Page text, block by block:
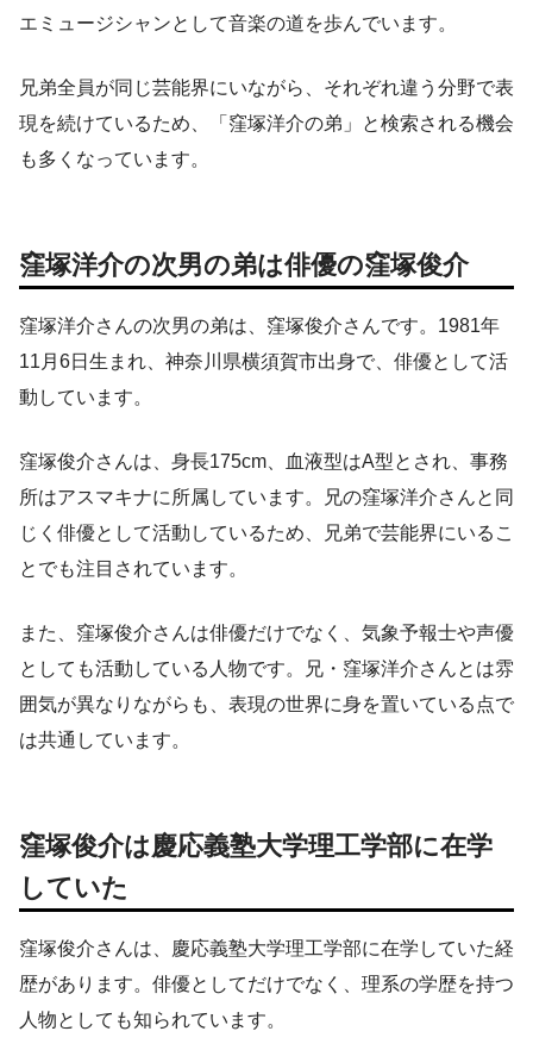
エミュージシャンとして音楽の道を歩んでいます。
兄弟全員が同じ芸能界にいながら、それぞれ違う分野で表
現を続けているため、「窪塚洋介の弟」と検索される機会
も多くなっています。
窪塚洋介の次男の弟は俳優の窪塚俊介
窪塚洋介さんの次男の弟は、窪塚俊介さんです。1981年
11月6日生まれ、神奈川県横須賀市出身で、俳優として活
動しています。
窪塚俊介さんは、身長175cm、血液型はA型とされ、事務
所はアスマキナに所属しています。兄の窪塚洋介さんと同
じく俳優として活動しているため、兄弟で芸能界にいるこ
とでも注目されています。
また、窪塚俊介さんは俳優だけでなく、気象予報士や声優
としても活動している人物です。兄・窪塚洋介さんとは雰
囲気が異なりながらも、表現の世界に身を置いている点で
は共通しています。
窪塚俊介は慶応義塾大学理工学部に在学
していた
窪塚俊介さんは、慶応義塾大学理工学部に在学していた経
歴があります。俳優としてだけでなく、理系の学歴を持つ
人物としても知られています。